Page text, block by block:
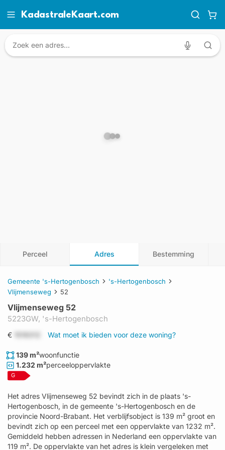
KadastraleKaart.com
Perceel Adres Bestemming
Gemeente 's-Hertogenbosch
's-Hertogenbosch
Vlijmenseweg
52
Vlijmenseweg 52
5223GW, 's-Hertogenbosch
€ Wat moet ik bieden voor deze woning?
139 m²woonfunctie
1.232 m²perceeloppervlakte
G
Het adres Vlijmenseweg 52 bevindt zich in de plaats 's-
Hertogenbosch, in de gemeente 's-Hertogenbosch en de
provincie Noord-Brabant. Het verblijfsobject is 139 m² groot en
bevindt zich op een perceel met een oppervlakte van 1232 m².
Gemiddeld hebben adressen in Nederland een oppervlakte van
119 m². De oppervlakte van het adres is klein vergeleken met